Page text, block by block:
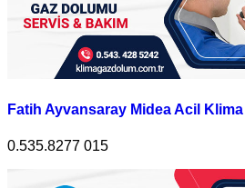
Fatih Ayvansaray Midea Acil
0.535.8277 015